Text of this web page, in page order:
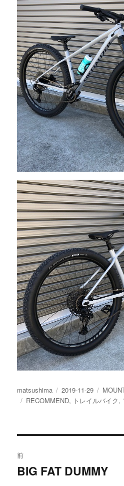
投
稿
matsushima
投
稿
2019-11-29
カ
テ
タ
RECOMMEND, トレイルバイク,
稿
前
過
BIG FAT DUMMY